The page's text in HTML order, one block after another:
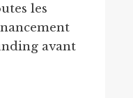
les
avant